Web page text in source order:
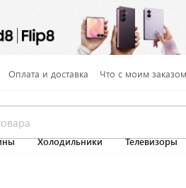
Оплата и доставка Что с моим
Холодильники Телевизоры